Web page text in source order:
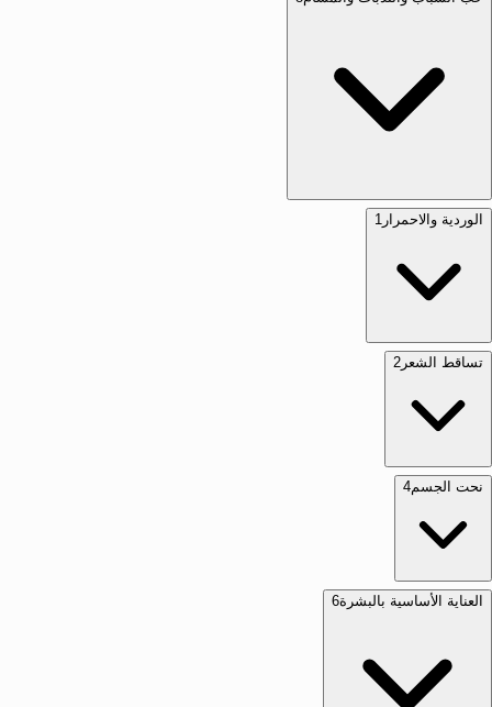
الوردية والاحمرار 1
تساقط الشعر 2
نحت الجسم4
العناية الأساسية بالبشرة6